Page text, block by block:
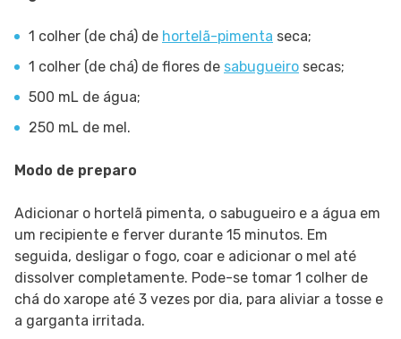
1 colher (de chá) de hortelã-pimenta seca;
1 colher (de chá) de flores de sabugueiro secas;
500 mL de água;
250 mL de mel.
Modo de preparo
Adicionar o hortelã pimenta, o sabugueiro e a água em
um recipiente e ferver durante 15 minutos. Em
seguida, desligar o fogo, coar e adicionar o mel até
dissolver completamente. Pode-se tomar 1 colher de
chá do xarope até 3 vezes por dia, para aliviar a tosse e
a garganta irritada.